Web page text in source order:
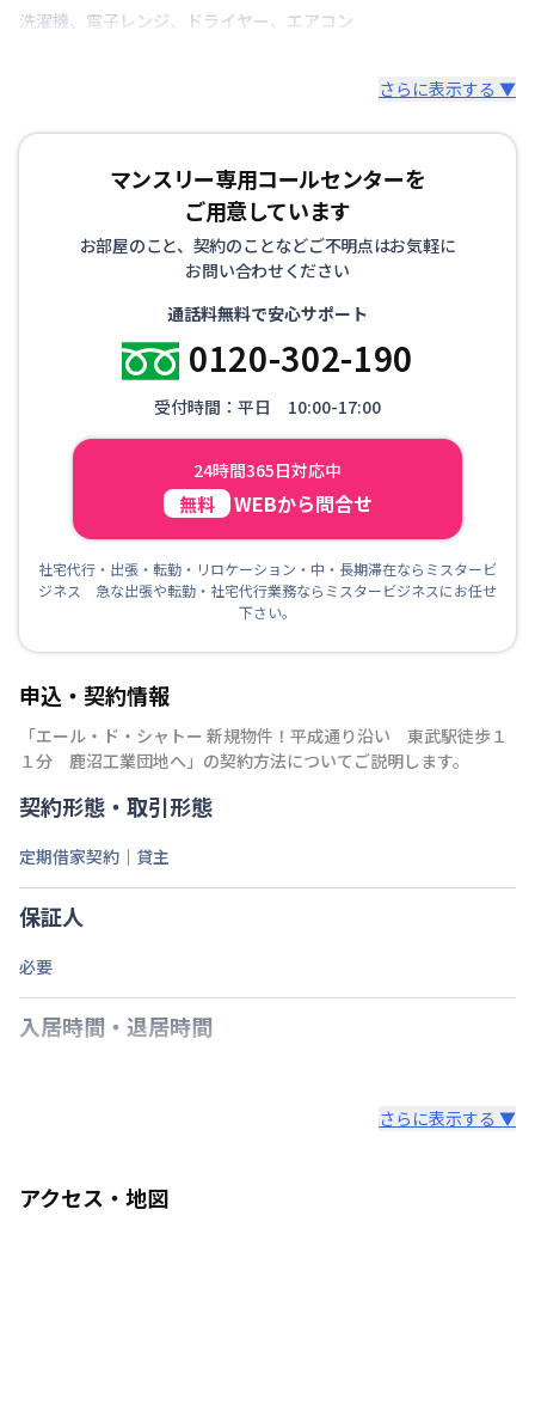
洗濯機、 電子レンジ、 ドライヤー、 エアコン
さらに表示する ▼
マンスリー専用コールセンターを
ご用意しています
お部屋のこと、契約のことなどご不明点はお気軽に
お問い合わせください
通話料無料で安心サポート
0120-302-190
受付時間：平日 10:00-17:00
24時間365日対応中
無料 WEBから問合せ
社宅代行・出張・転勤・リロケーション・中・長期滞在ならミスタービ
ジネス 急な出張や転勤・社宅代行業務ならミスタービジネスにお任せ
下さい。
申込・契約情報
「エール・ド・シャトー 新規物件！平成通り沿い 東武駅徒歩１
１分 鹿沼工業団地へ 」の契約方法についてご説明します。
契約形態・取引形態
定期借家契約｜貸主
保証人
必要
入居時間・退居時間
さらに表示する ▼
アクセス・地図